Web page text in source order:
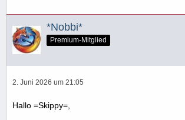
*Nobbi*
Premium-Mitglied
2. Juni 2026 um 21:05
Hallo =Skippy=,